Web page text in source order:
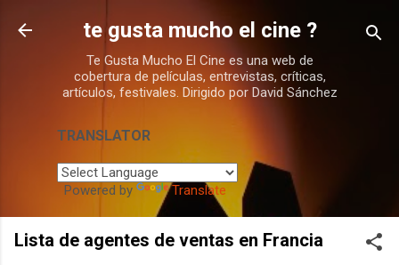
Ir al contenido principal
te gusta mucho el cine ?
Te Gusta Mucho El Cine es una web de
cobertura de películas, entrevistas, críticas,
artículos, festivales. Dirigido por David Sánchez
TRANSLATOR
Powered by Translate
Lista de agentes de ventas en Francia